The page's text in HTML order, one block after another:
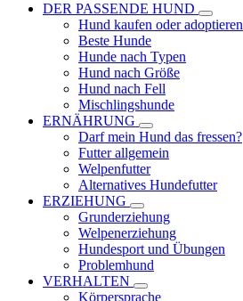
DER PASSENDE HUND
Hund kaufen oder adoptieren
Beste Hunde
Hunde nach Typen
Hund nach Größe
Hund nach Fell
Mischlingshunde
ERNÄHRUNG
Darf mein Hund das fressen?
Futter allgemein
Welpenfutter
Alternatives Hundefutter
ERZIEHUNG
Grunderziehung
Welpenerziehung
Hundesport und Übungen
Problemhund
VERHALTEN
Körpersprache